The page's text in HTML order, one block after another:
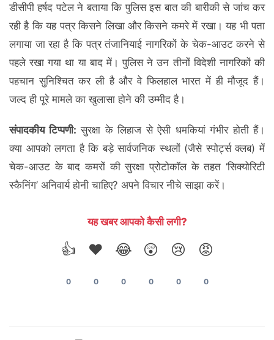
डीसीपी हर्षद पटेल ने बताया कि पुलिस इस बात की बारीकी से जांच कर
रही है कि यह पत्र किसने लिखा और किसने कमरे में रखा। यह भी पता
लगाया जा रहा है कि पत्र तंजानियाई नागरिकों के चेक-आउट करने से
पहले रखा गया था या बाद में। पुलिस ने उन तीनों विदेशी नागरिकों की
पहचान सुनिश्चित कर ली है और वे फिलहाल भारत में ही मौजूद हैं।
जल्द ही पूरे मामले का खुलासा होने की उम्मीद है।
संपादकीय टिप्पणी: सुरक्षा के लिहाज से ऐसी धमकियां गंभीर होती हैं।
क्या आपको लगता है कि बड़े सार्वजनिक स्थलों (जैसे स्पोर्ट्स क्लब) में
चेक-आउट के बाद कमरों की सुरक्षा प्रोटोकॉल के तहत ‘सिक्योरिटी
स्कैनिंग’ अनिवार्य होनी चाहिए? अपने विचार नीचे साझा करें।
यह खबर आपको कैसी लगी?
👍
0
❤️
0
😂
0
😲
0
😢
0
😡
0